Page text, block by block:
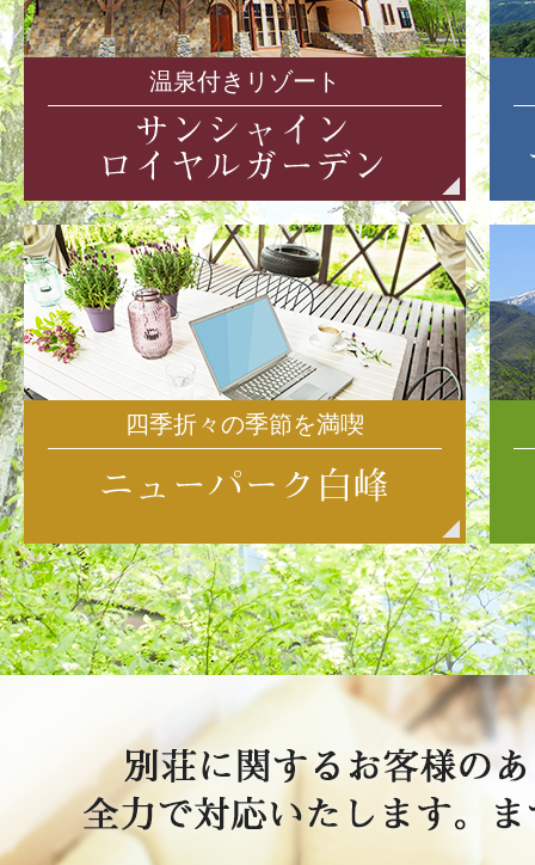
温泉付きリゾート
四季折々の季節を満喫